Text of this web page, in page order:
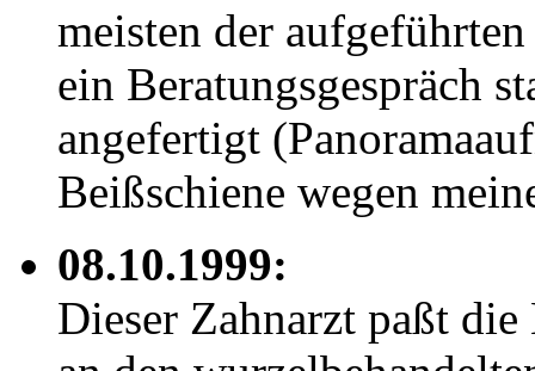
meisten der
ein Beratungsgespräch
angefertigt
Beißschiene wegen
08.10.1999:
Dieser Zahnarzt paßt